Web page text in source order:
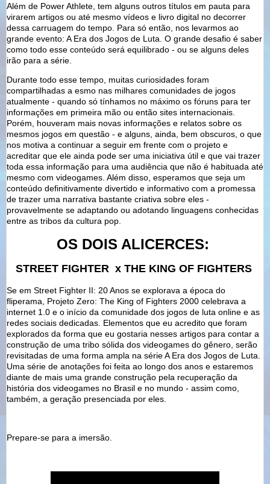
Além de Power Athlete, tem alguns outros títulos em pauta para
virarem artigos ou até mesmo vídeos e livro digital no decorrer
dessa carruagem do tempo. Para só então, nos levarmos ao
grande evento: A Era dos Jogos de Luta. O grande desafio é saber
como todo esse conteúdo será equilibrado - ou se alguns deles
irão para a série.
Durante todo esse tempo, muitas curiosidades foram
compartilhadas a esmo nas milhares comunidades de jogos
atualmente - quando só tínhamos no máximo os fóruns para ter
informações em primeira mão ou então sites internacionais.
Porém, houveram mais novas informações e relatos sobre os
mesmos jogos em questão - e alguns, ainda, bem obscuros, o que
nos motiva a continuar a seguir em frente com o projeto e
acreditar que ele ainda pode ser uma iniciativa útil e que vai trazer
toda essa informação para uma audiência que não é habituada até
mesmo com videogames. Além disso, esperamos que seja um
conteúdo definitivamente divertido e informativo com a promessa
de trazer uma narrativa bastante criativa sobre eles -
provavelmente se adaptando ou adotando linguagens conhecidas
entre as tribos da cultura pop.
OS DOIS ALICERCES:
STREET FIGHTER x THE KING OF FIGHTERS
Se em Street Fighter II: 20 Anos se explorava a época do
fliperama, Projeto Zero: The King of Fighters 2000 celebrava a
internet 1.0 e o início da comunidade dos jogos de luta online e as
redes sociais dedicadas. Elementos que eu acredito que foram
explorados da forma que eu gostaria nesses artigos para contar a
construção de uma tribo sólida dos videogames do gênero, serão
revisitadas de uma forma ampla na série A Era dos Jogos de Luta.
Uma série de anotações foi feita ao longo dos anos e estaremos
diante de mais uma grande construção pela recuperação da
história dos videogames no Brasil e no mundo - assim como,
também, a geração presenciada por eles.
Prepare-se para a imersão.